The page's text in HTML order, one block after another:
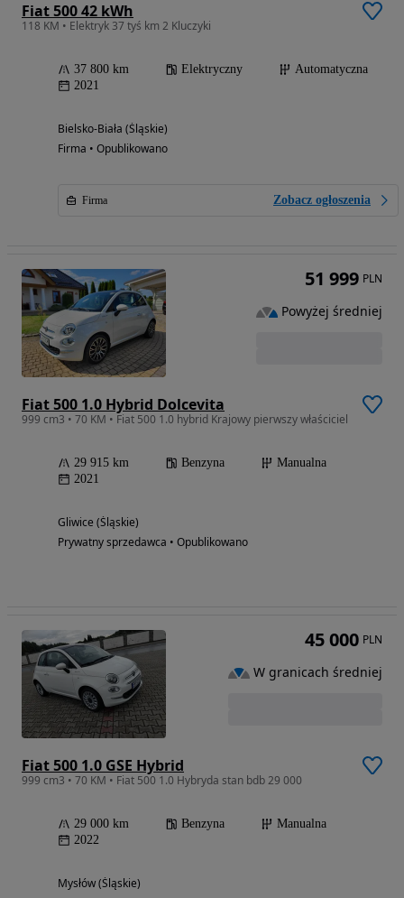
Fiat 500 42 kWh
118 KM • Elektryk 37 tyś km 2 Kluczyki
37 800 km Elektryczny
Automatyczna
2021
Bielsko-Biała (Śląskie)
Firma • Opublikowano
Firma Zobacz ogłoszenia
Fiat 500 1.0 Hybrid Dolcevita
999 cm3 • 70 KM • Fiat 500 1.0 hybrid Krajowy pierwszy właściciel
29 915 km Benzyna
Manualna
2021
Gliwice (Śląskie)
Prywatny sprzedawca • Opublikowano
51 999 PLN
Powyżej średniej
Fiat 500 1.0 GSE Hybrid
999 cm3 • 70 KM • Fiat 500 1.0 Hybryda stan bdb 29 000
29 000 km Benzyna
Manualna
2022
Mysłów (Śląskie)
45 000 PLN
W granicach średniej